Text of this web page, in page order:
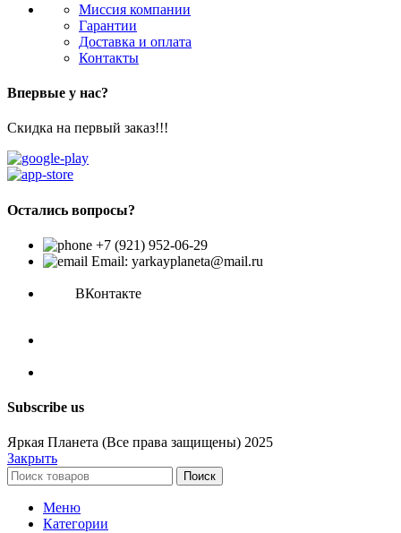
Миссия компании
Гарантии
Доставка и оплата
Контакты
Впервые у нас?
Скидка на первый заказ!!!
Остались вопросы?
+7 (921) 952-06-29
Email: yarkayplaneta@mail.ru
ВКонтакте
Subscribe us
Яркая Планета (Все права защищены) 2025
Закрыть
Поиск
Меню
Категории